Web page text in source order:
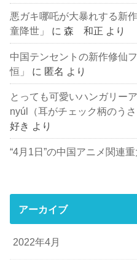
悪ガキ哪吒が大暴れする新
童降世」
に森 和正 より
中国テンセントの新作修仙
恒」
に 匿名 より
とっても可愛いハンガリー
nyúl（耳がチェック柄のう
好き より
“4月1日”の中国アニメ関連
アーカイブ
2022年4月